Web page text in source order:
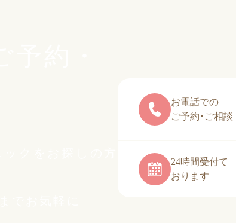
お電話での
ご予約･ご相談
24時間受付て
おります